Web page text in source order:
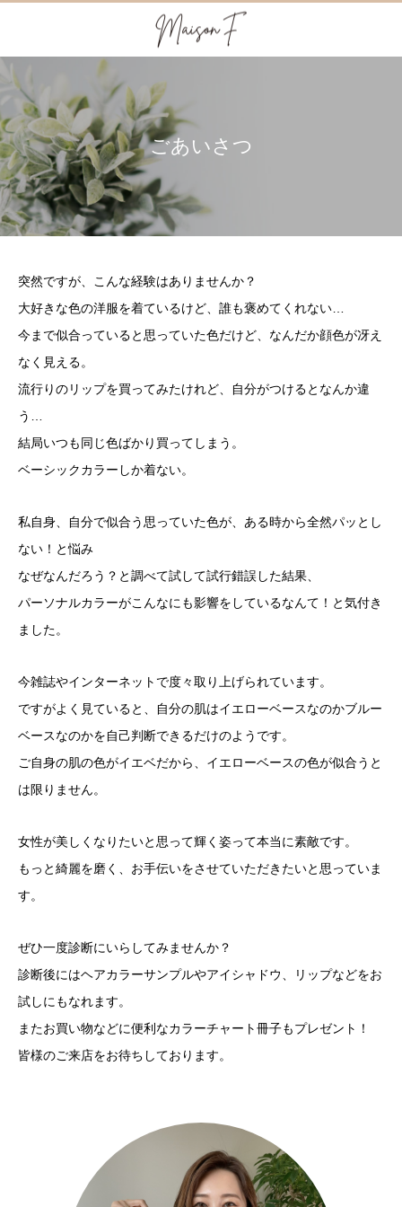
ごあいさつ
突然ですが、こんな経験はありませんか？
大好きな色の洋服を着ているけど、誰も褒めてくれない…
今まで似合っていると思っていた色だけど、なんだか顔色が冴え
なく見える。
流行りのリップを買ってみたけれど、自分がつけるとなんか違
う…
結局いつも同じ色ばかり買ってしまう。
ベーシックカラーしか着ない。
私自身、自分で似合う思っていた色が、ある時から全然パッとし
ない！と悩み
なぜなんだろう？と調べて試して試行錯誤した結果、
パーソナルカラーがこんなにも影響をしているなんて！と気付き
ました。
今雑誌やインターネットで度々取り上げられています。
ですがよく見ていると、自分の肌はイエローベースなのかブルー
ベースなのかを自己判断できるだけのようです。
ご自身の肌の色がイエベだから、イエローベースの色が似合うと
は限りません。
女性が美しくなりたいと思って輝く姿って本当に素敵です。
もっと綺麗を磨く、お手伝いをさせていただきたいと思っていま
す。
ぜひ一度診断にいらしてみませんか？
診断後にはヘアカラーサンプルやアイシャドウ、リップなどをお
試しにもなれます。
またお買い物などに便利なカラーチャート冊子もプレゼント！
皆様のご来店をお待ちしております。